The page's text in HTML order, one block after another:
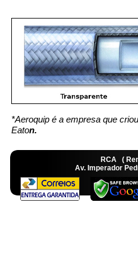
*Aeroquip é a empresa que
Eaton.
RCA (
Av. Imperador